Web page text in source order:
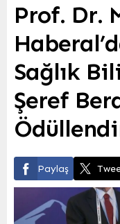
Prof. Dr.
Sağlık
Şeref
Paylaş